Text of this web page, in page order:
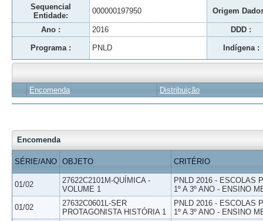
Sequencial
Entidade:
000000197950 Origem
Ano : 2016 DDD :
Programa : PNLD Indígena :
Encomenda Distribuição
Encomenda
SÉRIE/ANO OBJETO CRITÉRIO
01/02
27622C2101M-QUÍMICA -
VOLUME 1
PNLD 2016 - ESCOLAS
1º A 3º ANO - ENSINO
01/02
27632C0601L-SER
PROTAGONISTA HISTÓRIA 1
PNLD 2016 - ESCOLAS
1º A 3º ANO - ENSINO